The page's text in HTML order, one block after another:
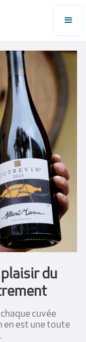
du
cuvée
en est une toute